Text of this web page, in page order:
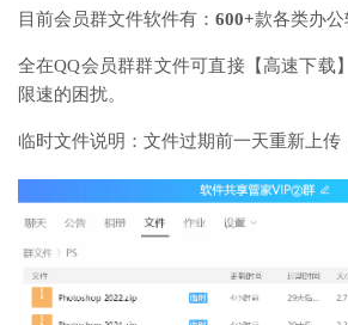
目前会员群文件软件有： 600+款各类办公
全在QQ会员群群文件可直接【高速下载
限速的困扰。
临时文件说明：文件过期前一天重新上传